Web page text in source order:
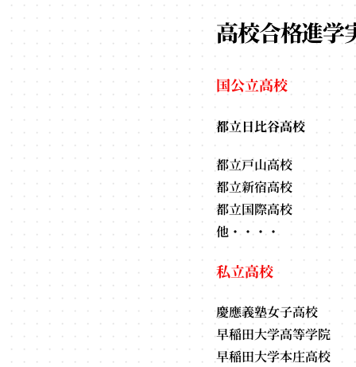
高校合格進学
国公立高校
都立日比谷高校
都立戸山高校
都立新宿高校
都立国際高校
他・・・・
私立高校
慶應義塾女子高校
早稲田大学高等学院
早稲田大学本庄高校